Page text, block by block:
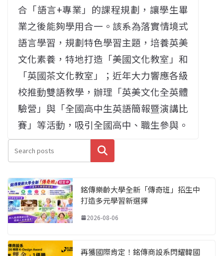
合「語言+專業」的課程規劃，讓學生畢
業之後能夠學用合一。該系為落實情境式
語言學習，規劃特色學習主題，培養英美
文化素養，特地打造「美國文化教室」和
「英國茶文化教室」；近年大力響應各級
校推動雙語教學，辦理「英美文化全英體
驗營」與「全國高中生英語簡報暨演講比
賽」等活動，吸引全國高中、職生參與。
搜尋
銘傳樂齡大學全新「傳奇班」招生中
打造多元學習新選擇
2026-08-06
再獲國際肯定！銘傳商設系閃耀韓國